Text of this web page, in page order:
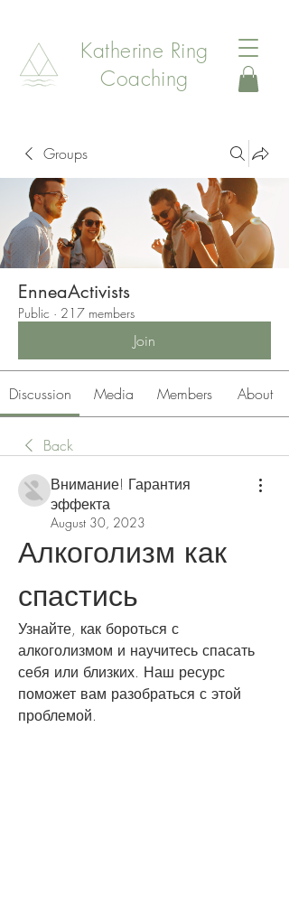
Katherine Ring
Coaching
Groups
EnneaActivists
Public · 217 members
Join
Discussion Media Members About
Back
Внимание! Гарантия
эффекта
August 30, 2023
Алкоголизм как
спастись
Узнайте, как бороться с
алкоголизмом и научитесь спасать
себя или близких. Наш ресурс
поможет вам разобраться с этой
проблемой.